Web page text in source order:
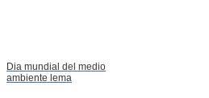
Dia mundial del medio
ambiente lema